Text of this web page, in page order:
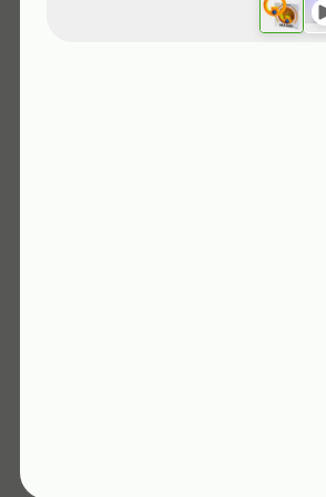
149,99 ₽